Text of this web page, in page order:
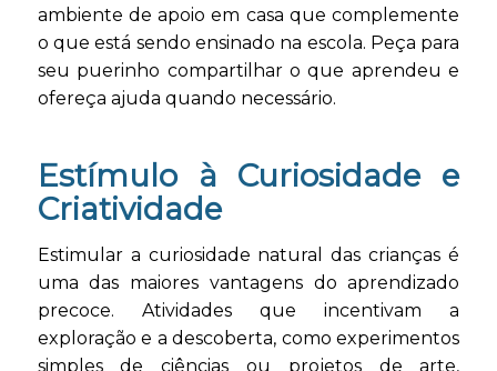
ambiente de apoio em casa que complemente
o que está sendo ensinado na escola. Peça para
seu puerinho compartilhar o que aprendeu e
ofereça ajuda quando necessário.
Estímulo à Curiosidade e
Criatividade
Estimular a curiosidade natural das crianças é
uma das maiores vantagens do aprendizado
precoce. Atividades que incentivam a
exploração e a descoberta, como experimentos
simples de ciências ou projetos de arte,